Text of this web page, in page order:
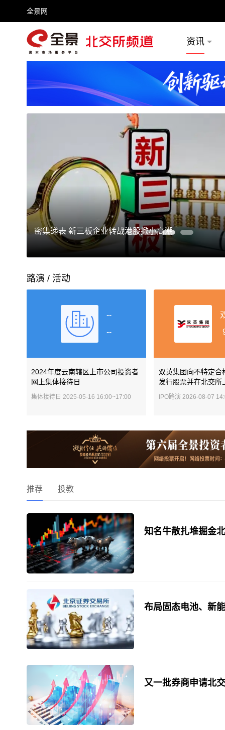
全景网
头条号 百家号
资讯
推荐
密集递表 新三板企业转战港股掀小高潮
路演 / 活动
--
--
2024年度云南辖区上市公司投资者
网上集体接待日
集体接待日 2025-05-16 16:00~17:00
双英集团向不特定合
发行股票并在北交所
IPO路演 2026-08-07
推荐 投教
知名牛散扎堆掘金
布局固态电池、新
又一批券商申请北